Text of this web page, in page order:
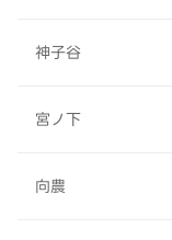
神子谷
宮ノ下
向農